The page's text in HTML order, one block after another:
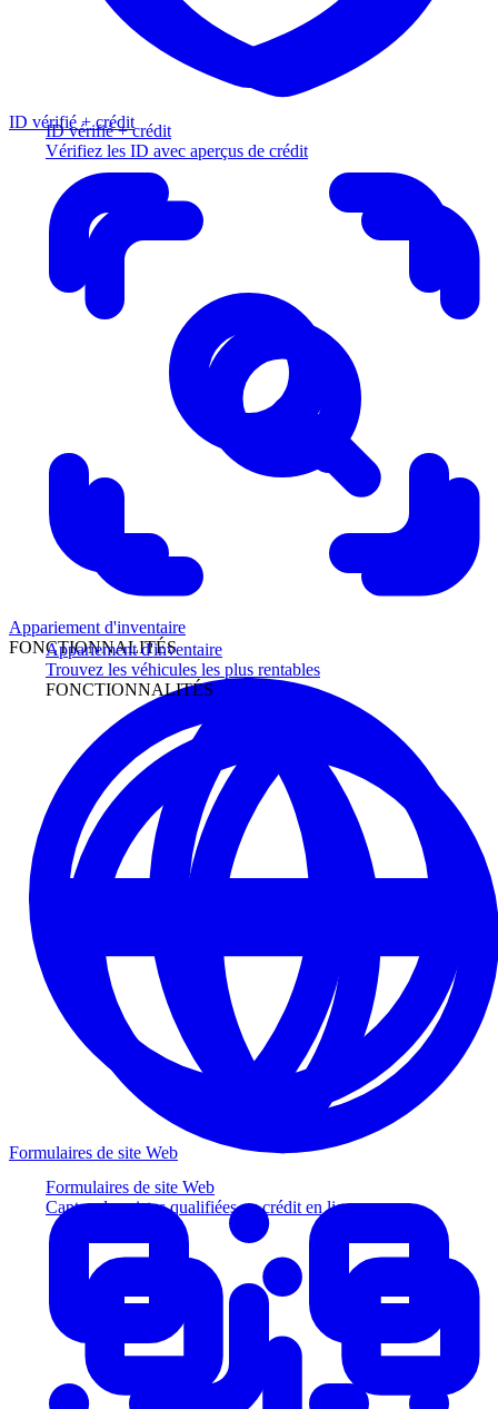
ID vérifié + crédit
Vérifiez les ID avec aperçus de crédit
Appariement d'inventaire
Trouvez les véhicules les plus rentables
FONCTIONNALITÉS
Formulaires de site Web
Captez des pistes qualifiées au crédit en ligne
ID vérifié + crédit
Appariement d'inventaire
FONCTIONNALITÉS
Formulaires de site Web